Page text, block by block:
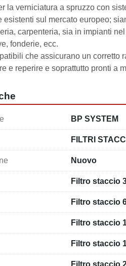
la verniciatura a spruzzo con
esistenti sul mercato europeo;
carpenteria, sia in impianti
fonderie, ecc.
che assicurano un corretto
e reperire e soprattutto pronti a
BP SYSTEM
FILTRI
Nuovo
Filtro staccio
Filtro staccio
Filtro staccio
Filtro staccio
Filtro staccio